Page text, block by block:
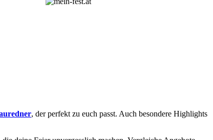
, der perfekt zu euch passt. Auch besondere Highlights